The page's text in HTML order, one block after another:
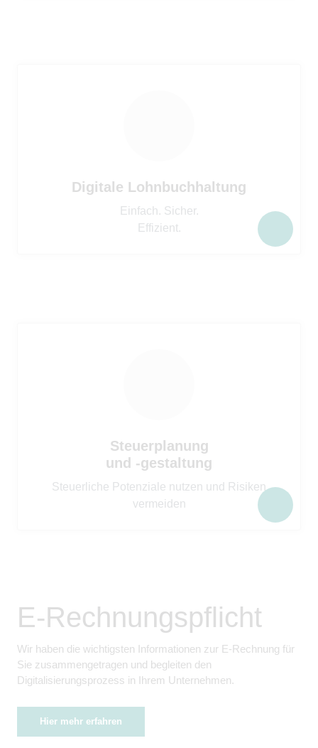
Digitale Lohnbuchhaltung
Einfach. Sicher.
Effizient.
Steuerplanung
und -gestaltung
Steuerliche Potenziale nutzen und Risiken
vermeiden
E-Rechnungspflicht
Wir haben die wichtigsten Informationen zur E-Rechnung für
Sie zusammengetragen und begleiten den
Digitalisierungsprozess in Ihrem Unternehmen.
Hier mehr erfahren